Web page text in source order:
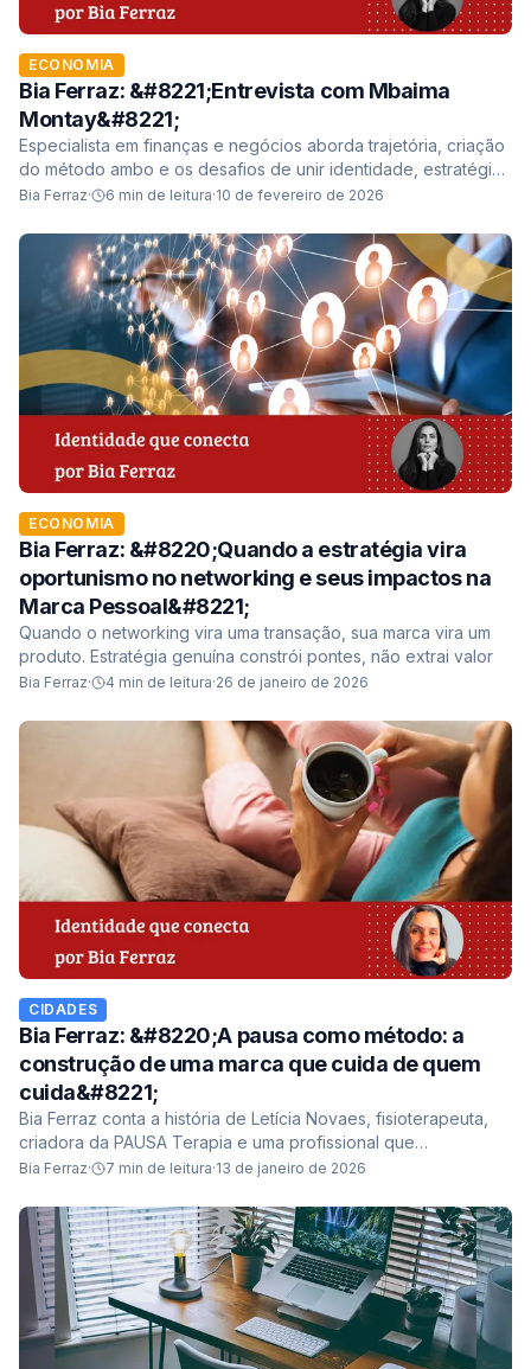
ECONOMIA
Bia Ferraz: &#8221;Entrevista com Mbaima
Montay&#8221;
Especialista em finanças e negócios aborda trajetória, criação
do método ambo e os desafios de unir identidade, estratégia
e propósito no ambiente corpo...
Bia Ferraz· 6 min de leitura·10 de fevereiro de 2026
ECONOMIA
Bia Ferraz: &#8220;Quando a estratégia vira
oportunismo no networking e seus impactos na
Marca Pessoal&#8221;
Quando o networking vira uma transação, sua marca vira um
produto. Estratégia genuína constrói pontes, não extrai valor
Bia Ferraz· 4 min de leitura·26 de janeiro de 2026
CIDADES
Bia Ferraz: &#8220;A pausa como método: a
construção de uma marca que cuida de quem
cuida&#8221;
Bia Ferraz conta a história de Letícia Novaes, fisioterapeuta,
criadora da PAUSA Terapia e uma profissional que
transformou o descanso em método.
Bia Ferraz· 7 min de leitura·13 de janeiro de 2026